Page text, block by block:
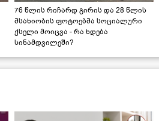
76 წლის რიჩარდ გირის და 28 წლის
მსახიობის ფოტოებმა სოციალური
ქსელი მოიცვა - რა ხდება
სინამდვილეში?